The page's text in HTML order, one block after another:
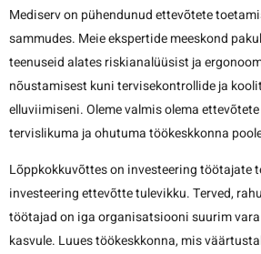
Mediserv on pühendunud ettevõtete
sammudes. Meie ekspertide meeskond
teenuseid alates riskianalüüsist ja
nõustamisest kuni tervisekontrollide ja
elluviimiseni. Oleme valmis olema
tervislikuma ja ohutuma töökeskkonna
Lõppkokkuvõttes on investeering töötajate
investeering ettevõtte tulevikku. Terved,
töötajad on iga organisatsiooni suurim
kasvule. Luues töökeskkonna, mis